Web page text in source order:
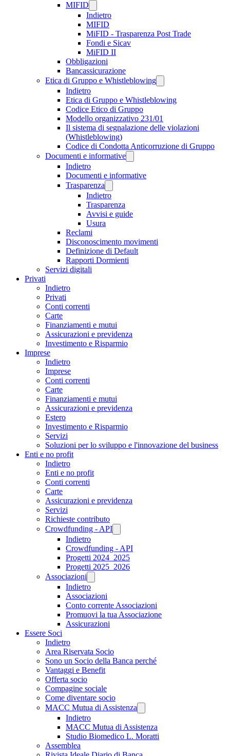
MIFID
Indietro
MIFID
MiFID - Trasparenza Post Trade
Fondi e Sicav
MiFID II
Obbligazioni
Bancassicurazione
Etica di Gruppo e Whistleblowing
Indietro
Etica di Gruppo e Whistleblowing
Codice Etico di Gruppo
Modello organizzativo 231/01
Il sistema di segnalazione delle violazioni
(Whistleblowing)
Codice di Condotta Anticorruzione di Gruppo
Documenti e informative
Indietro
Documenti e informative
Trasparenza
Indietro
Trasparenza
Avvisi e guide
Usura
Reclami
Disconoscimento movimenti
Definizione di Default
Rapporti Dormienti
Servizi digitali
Privati
Indietro
Privati
Conti correnti
Carte
Finanziamenti e mutui
Assicurazioni e previdenza
Investimento e Risparmio
Imprese
Indietro
Imprese
Conti correnti
Carte
Finanziamenti e mutui
Assicurazioni e previdenza
Estero
Investimento e Risparmio
Servizi
Soluzioni per lo sviluppo e l'innovazione del business
Enti e no profit
Indietro
Enti e no profit
Conti correnti
Carte
Assicurazioni e previdenza
Servizi
Richieste contributo
Crowdfunding - API
Indietro
Crowdfunding - API
Progetti 2024_2025
Progetti 2025_2026
Associazioni
Indietro
Associazioni
Conto corrente Associazioni
Promuovi la tua Associazione
Assicurazioni
Essere Soci
Indietro
Area Riservata Socio
Sono un Socio della Banca perché
Vantaggi e Benefit
Offerta socio
Compagine sociale
Come diventare socio
MACC Mutua di Assistenza
Indietro
MACC Mutua di Assistenza
Studio Biomedico L. Moratti
Assemblea